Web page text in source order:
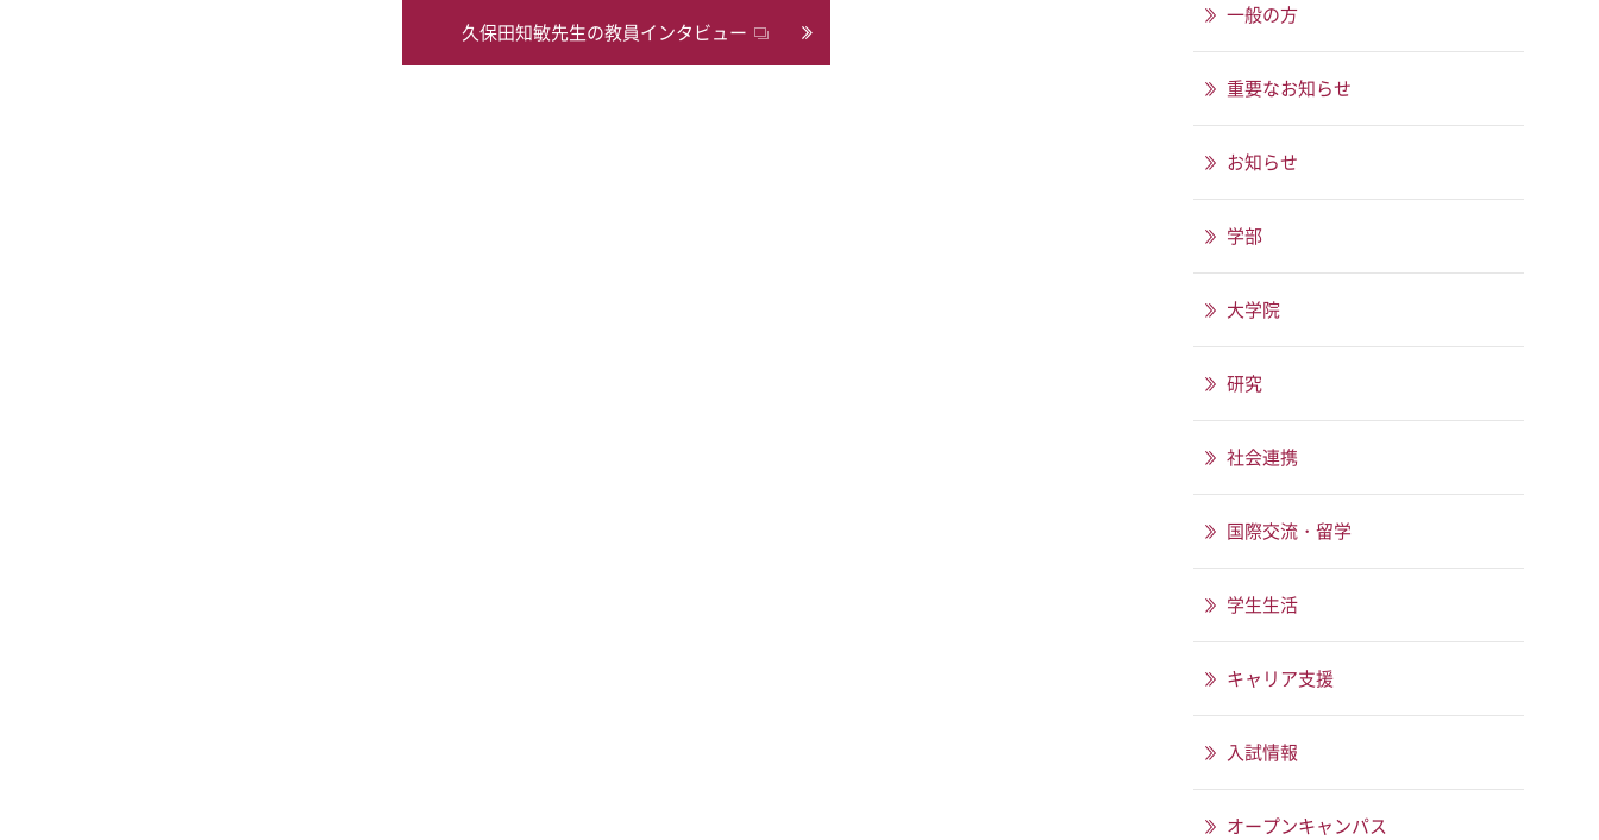
久保田知敏先生の教員インタビュー
一般の方
重要なお知らせ
お知らせ
学部
大学院
研究
社会連携
国際交流・留学
学生生活
キャリア支援
入試情報
オープンキャンパス